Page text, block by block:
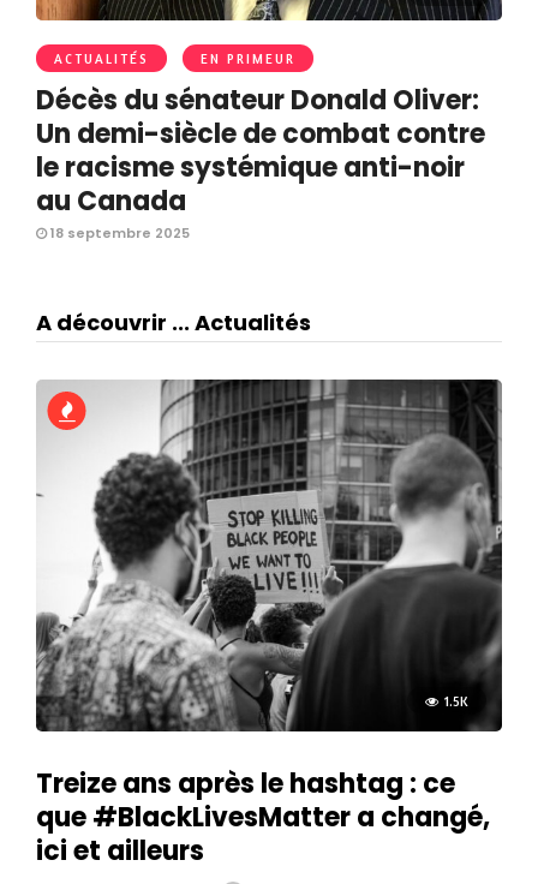
ACTUALITÉS EN PRIMEUR
Décès du sénateur Donald Oliver:
Un demi-siècle de combat contre
le racisme systémique anti-noir
au Canada
18 septembre 2025
A découvrir ... Actualités
1.5K
Treize ans après le hashtag : ce
que #BlackLivesMatter a changé,
ici et ailleurs